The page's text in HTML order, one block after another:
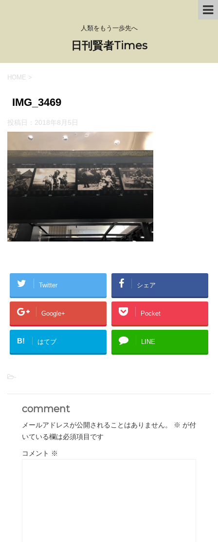
人類をもう一歩先へ
日刊賢者Times
HOME >
IMG_3469
投稿日： 2018年8月5日
Twitter シェア
Google+ Pocket
B! はてブ LINE
-
comment
メールアドレスが公開されることはありません。 ※ が付
いている欄は必須項目です
コメント ※